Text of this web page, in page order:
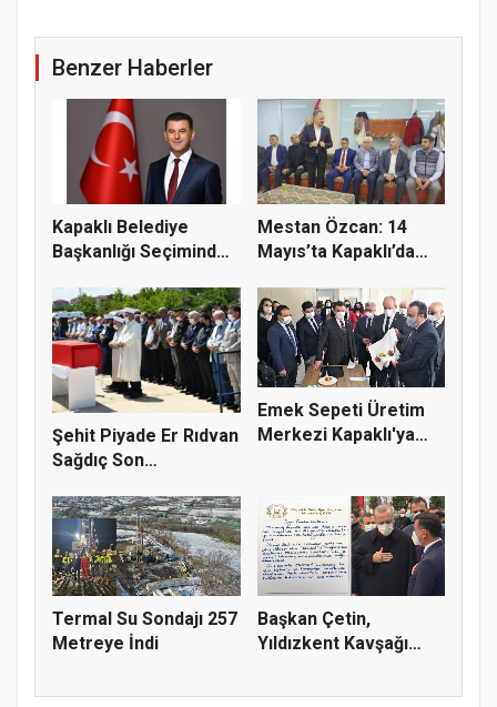
Benzer Haberler
Kapaklı Belediye
Başkanlığı Seçiminde
Mestan Özcan: 14
Mayıs’ta Kapaklı’da
Şehit Piyade Er Rıdvan
Sağdıç Son
Emek Sepeti Üretim
Merkezi Kapaklı'ya
Termal Su Sondajı 257
Metreye İndi
Başkan Çetin,
Yıldızkent Kavşağı